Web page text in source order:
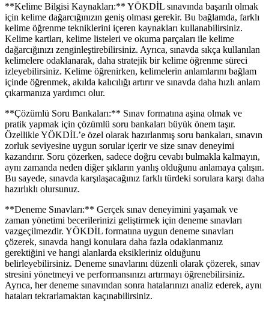
**Kelime Bilgisi Kaynakları:** YÖKDİL sınavında başarılı olmak
için kelime dağarcığınızın geniş olması gerekir. Bu bağlamda, farklı
kelime öğrenme tekniklerini içeren kaynakları kullanabilirsiniz.
Kelime kartları, kelime listeleri ve okuma parçaları ile kelime
dağarcığınızı zenginleştirebilirsiniz. Ayrıca, sınavda sıkça kullanılan
kelimelere odaklanarak, daha stratejik bir kelime öğrenme süreci
izleyebilirsiniz. Kelime öğrenirken, kelimelerin anlamlarını bağlam
içinde öğrenmek, akılda kalıcılığı artırır ve sınavda daha hızlı anlam
çıkarmanıza yardımcı olur.
**Çözümlü Soru Bankaları:** Sınav formatına aşina olmak ve
pratik yapmak için çözümlü soru bankaları büyük önem taşır.
Özellikle YÖKDİL’e özel olarak hazırlanmış soru bankaları, sınavın
zorluk seviyesine uygun sorular içerir ve size sınav deneyimi
kazandırır. Soru çözerken, sadece doğru cevabı bulmakla kalmayın,
aynı zamanda neden diğer şıkların yanlış olduğunu anlamaya çalışın.
Bu sayede, sınavda karşılaşacağınız farklı türdeki sorulara karşı daha
hazırlıklı olursunuz.
**Deneme Sınavları:** Gerçek sınav deneyimini yaşamak ve
zaman yönetimi becerilerinizi geliştirmek için deneme sınavları
vazgeçilmezdir. YÖKDİL formatına uygun deneme sınavları
çözerek, sınavda hangi konulara daha fazla odaklanmanız
gerektiğini ve hangi alanlarda eksikleriniz olduğunu
belirleyebilirsiniz. Deneme sınavlarını düzenli olarak çözerek, sınav
stresini yönetmeyi ve performansınızı artırmayı öğrenebilirsiniz.
Ayrıca, her deneme sınavından sonra hatalarınızı analiz ederek, aynı
hataları tekrarlamaktan kaçınabilirsiniz.